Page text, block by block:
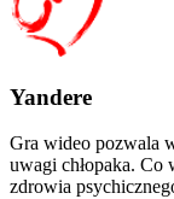
Yandere
Gra wideo pozwala
uwagi chłopaka. Co
zdrowia